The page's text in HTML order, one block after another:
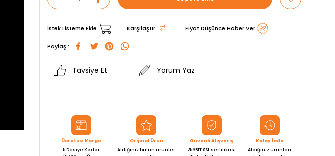
İstek Listeme Ekle Karşılaştır Fiyat Düşünce Haber Ver
Paylaş :
Tavsiye Et Yorum Yaz
Ücretsiz Kargo
5 Desiye Kadar
Orijinal Ürün
Aldığınız bütün ürünler
Güvenli Alışveriş
256BIT SSL sertifikası
Kolay İade
Aldığınız ürünleri